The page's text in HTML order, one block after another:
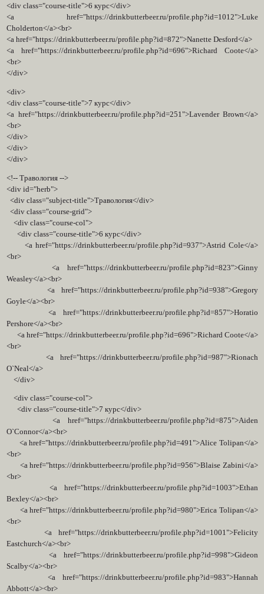
<div class="course-title">6 курс</div>
<a href="https://drinkbutterbeer.ru/profile.php?id=1012">Luke
Cholderton</a><br>
<a href="https://drinkbutterbeer.ru/profile.php?id=872">Nanette Desford</a>
<a href="https://drinkbutterbeer.ru/profile.php?id=696">Richard Coote</a>
<br>
</div>
<div>
<div class="course-title">7 курс</div>
<a href="https://drinkbutterbeer.ru/profile.php?id=251">Lavender Brown</a>
<br>
</div>
</div>
</div>
<!-- Травология -->
<div id="herb">
<div class="subject-title">Травология</div>
<div class="course-grid">
<div class="course-col">
<div class="course-title">6 курс</div>
<a href="https://drinkbutterbeer.ru/profile.php?id=937">Astrid Cole</a>
<br>
<a href="https://drinkbutterbeer.ru/profile.php?id=823">Ginny
Weasley</a><br>
<a href="https://drinkbutterbeer.ru/profile.php?id=938">Gregory
Goyle</a><br>
<a href="https://drinkbutterbeer.ru/profile.php?id=857">Horatio
Pershore</a><br>
<a href="https://drinkbutterbeer.ru/profile.php?id=696">Richard Coote</a>
<br>
<a href="https://drinkbutterbeer.ru/profile.php?id=987">Rionach
O`Neal</a>
</div>
<div class="course-col">
<div class="course-title">7 курс</div>
<a href="https://drinkbutterbeer.ru/profile.php?id=875">Aiden
O`Connor</a><br>
<a href="https://drinkbutterbeer.ru/profile.php?id=491">Alice Tolipan</a>
<br>
<a href="https://drinkbutterbeer.ru/profile.php?id=956">Blaise Zabini</a>
<br>
<a href="https://drinkbutterbeer.ru/profile.php?id=1003">Ethan
Bexley</a><br>
<a href="https://drinkbutterbeer.ru/profile.php?id=980">Erica Tolipan</a>
<br>
<a href="https://drinkbutterbeer.ru/profile.php?id=1001">Felicity
Eastchurch</a><br>
<a href="https://drinkbutterbeer.ru/profile.php?id=998">Gideon
Scalby</a><br>
<a href="https://drinkbutterbeer.ru/profile.php?id=983">Hannah
Abbott</a><br>